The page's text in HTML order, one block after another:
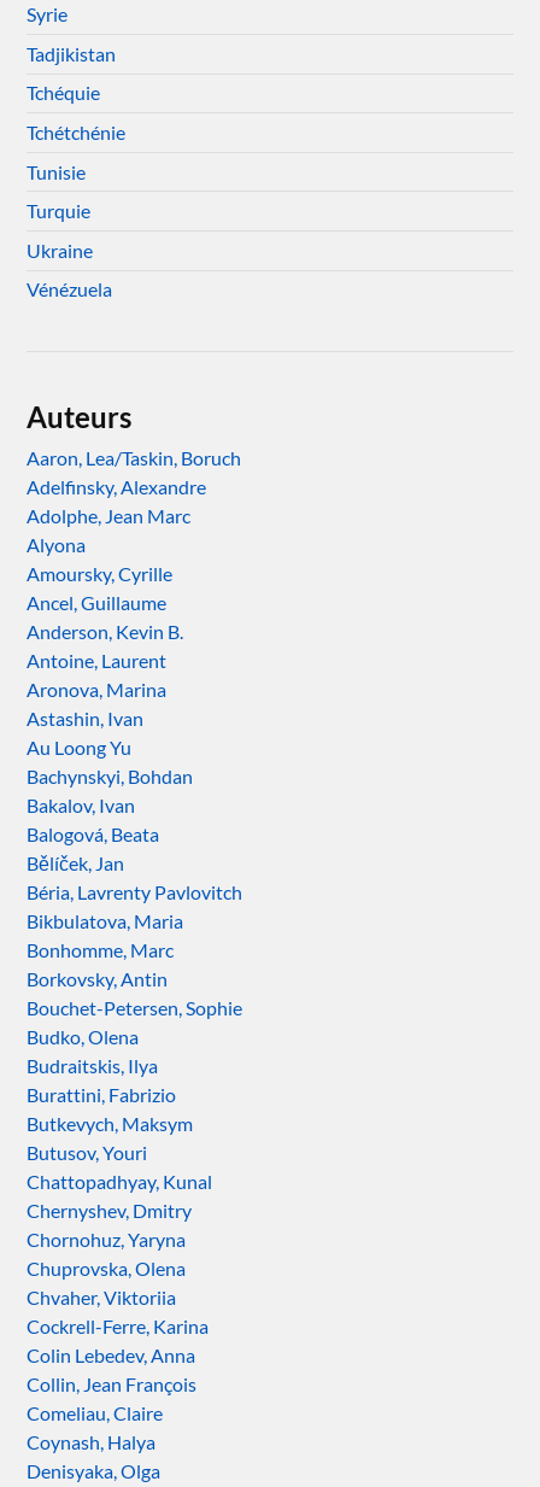
Syrie
Tadjikistan
Tchéquie
Tchétchénie
Tunisie
Turquie
Ukraine
Vénézuela
Auteurs
Aaron, Lea/Taskin, Boruch
Adelfinsky, Alexandre
Adolphe, Jean Marc
Alyona
Amoursky, Cyrille
Ancel, Guillaume
Anderson, Kevin B.
Antoine, Laurent
Aronova, Marina
Astashin, Ivan
Au Loong Yu
Bachynskyi, Bohdan
Bakalov, Ivan
Balogová, Beata
Bělíček, Jan
Béria, Lavrenty Pavlovitch
Bikbulatova, Maria
Bonhomme, Marc
Borkovsky, Antin
Bouchet-Petersen, Sophie
Budko, Olena
Budraitskis, Ilya
Burattini, Fabrizio
Butkevych, Maksym
Butusov, Youri
Chattopadhyay, Kunal
Chernyshev, Dmitry
Chornohuz, Yaryna
Chuprovska, Olena
Chvaher, Viktoriia
Cockrell-Ferre, Karina
Colin Lebedev, Anna
Collin, Jean François
Comeliau, Claire
Coynash, Halya
Denisyaka, Olga